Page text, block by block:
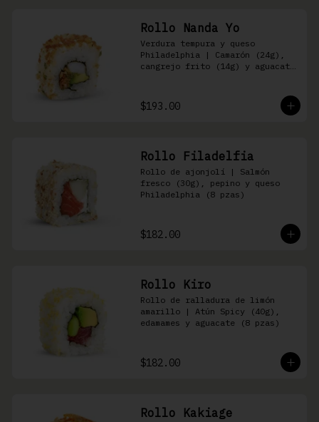
Rollo Nanda Yo
Verdura tempura y queso
Philadelphia | Camarón (24g),
cangrejo frito (14g) y aguacate
$193.00
Rollo Filadelfia
Rollo de ajonjolí | Salmón
fresco (30g), pepino y queso
Philadelphia (8 pzas)
$182.00
Rollo Kiro
Rollo de ralladura de limón
amarillo | Atún Spicy (40g),
edamames y aguacate (8 pzas)
$182.00
Rollo Kakiage